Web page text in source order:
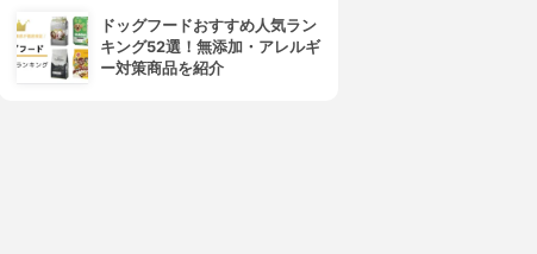
ドッグフードおすすめ人気ラン
キング52選！無添加・アレルギ
ー対策商品を紹介